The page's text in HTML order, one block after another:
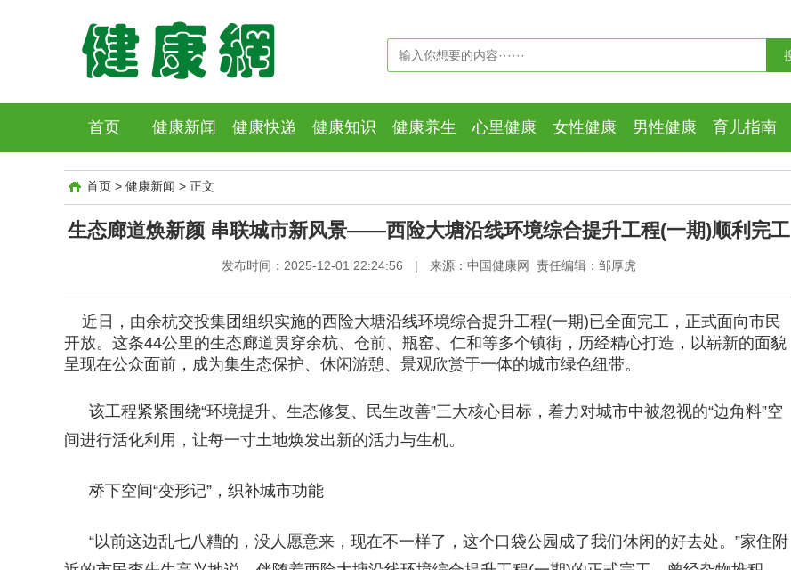
首页 健康新闻 健康快递 健康知识 健康养生 心里健康 女性健康 男性健康 育儿指南
首页 > 健康新闻 > 正文
生态廊道焕新颜 串联城市新风景——西险大塘沿线环境综合提升工程(一期)顺利完工
发布时间：2025-12-01 22:24:56 | 来源：中国健康网 责任编辑：邹厚虎
近日，由余杭交投集团组织实施的西险大塘沿线环境综合提升工程(一期)已全面完工，正式面向市民
开放。这条44公里的生态廊道贯穿余杭、仓前、瓶窑、仁和等多个镇街，历经精心打造，以崭新的面貌
呈现在公众面前，成为集生态保护、休闲游憩、景观欣赏于一体的城市绿色纽带。
该工程紧紧围绕“环境提升、生态修复、民生改善”三大核心目标，着力对城市中被忽视的“边角料”空
间进行活化利用，让每一寸土地焕发出新的活力与生机。
桥下空间“变形记”，织补城市功能
“以前这边乱七八糟的，没人愿意来，现在不一样了，这个口袋公园成了我们休闲的好去处。”家住附